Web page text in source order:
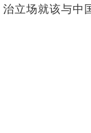
治立场就该与中